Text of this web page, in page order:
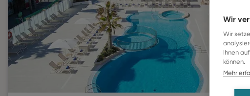
Wir
Wir
Ihnen
können.
Mehr